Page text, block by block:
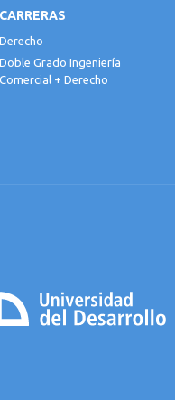
CARRERAS
Derecho
Doble Grado Ingeniería
Comercial + Derecho